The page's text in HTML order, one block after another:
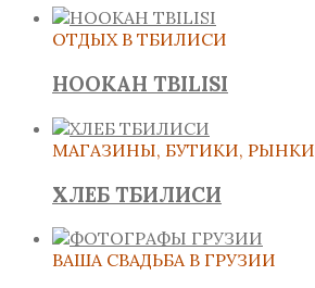
ОТДЫХ В ТБИЛИСИ
HOOKAH TBILISI
МАГАЗИНЫ, БУТИКИ, РЫНКИ
ХЛЕБ ТБИЛИСИ
ВАША СВАДЬБА В ГРУЗИИ